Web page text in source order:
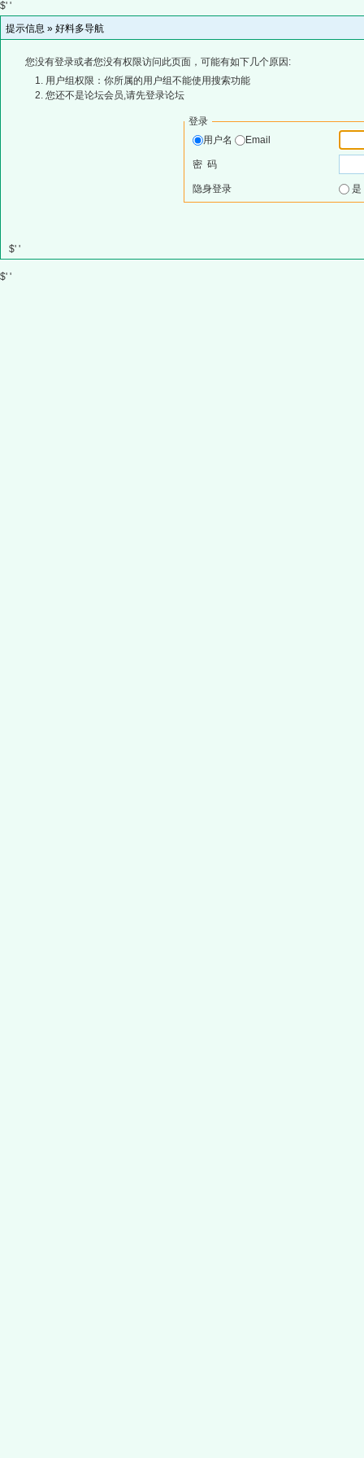
$' '
提示信息 » 好料多导航
您没有登录或者您没有权限访问此页面，可能有如下几个原因:
用户组权限：你所属的用户组不能使用搜索功能
您还不是论坛会员,请先登录论坛
登录
用户名
Email
密 码
隐身登录
$' '
$' '